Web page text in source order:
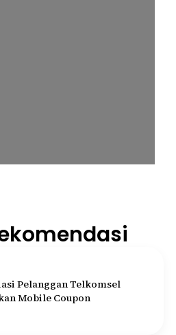
Pelanggan Telkomsel
Mobile Coupon